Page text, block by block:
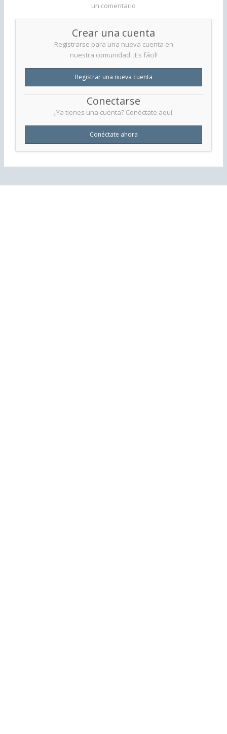
un comentario
Crear una cuenta
Registrarse para una nueva cuenta en
nuestra comunidad. ¡Es fácil!
Registrar una nueva cuenta
Conectarse
¿Ya tienes una cuenta? Conéctate aquí.
Conéctate ahora